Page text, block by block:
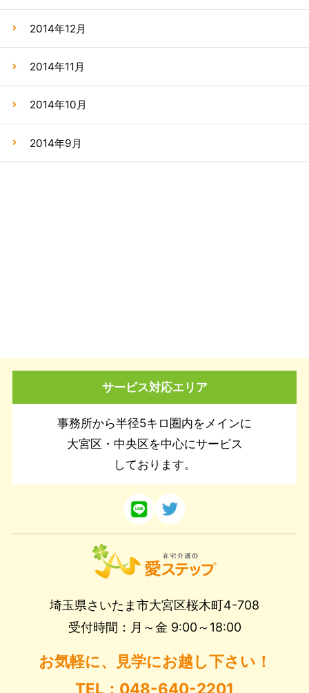
2014年12月
2014年11月
2014年10月
2014年9月
サービス対応エリア
事務所から半径5キロ圏内をメインに
大宮区・中央区を中心にサービス
しております。
埼玉県さいたま市大宮区桜木町4-708
受付時間：月～金 9:00～18:00
お気軽に、見学にお越し下さい！
TEL：048-640-2201